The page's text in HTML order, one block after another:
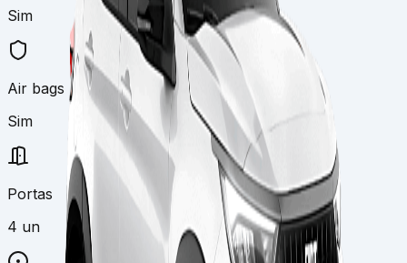
Sim
Air bags
Sim
Portas
4 un